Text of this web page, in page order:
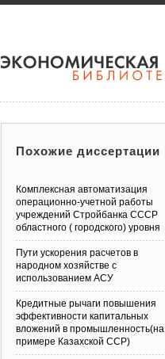
Похожие диссертации
Комплексная автоматизация
операционно-учетной работы
учреждений Стройбанка СССР
областного ( городского) уровня
Пути ускорения расчетов в
народном хозяйстве с
использованием АСУ
Кредитные рычаги повышения
эффективности капитальных
вложений в промышленность(на
примере Казахской ССР)